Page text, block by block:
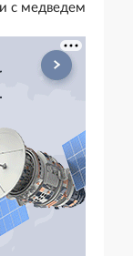
с медведем